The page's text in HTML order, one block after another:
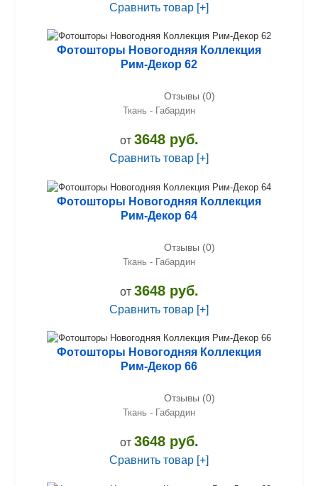
Сравнить товар [+]
Фотошторы Новогодняя Коллекция
Рим-Декор 62
Отзывы (0)
Ткань - Габардин
от 3648 руб.
Сравнить товар [+]
Фотошторы Новогодняя Коллекция
Рим-Декор 64
Отзывы (0)
Ткань - Габардин
от 3648 руб.
Сравнить товар [+]
Фотошторы Новогодняя Коллекция
Рим-Декор 66
Отзывы (0)
Ткань - Габардин
от 3648 руб.
Сравнить товар [+]